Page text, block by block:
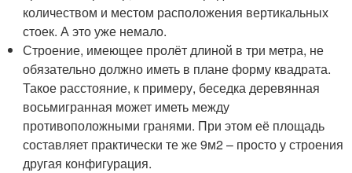
количеством и местом расположения вертикальных
стоек. А это уже немало.
Строение, имеющее пролёт длиной в три метра, не
обязательно должно иметь в плане форму квадрата.
Такое расстояние, к примеру, беседка деревянная
восьмигранная может иметь между
противоположными гранями. При этом её площадь
составляет практически те же 9м2 – просто у строения
другая конфигурация.